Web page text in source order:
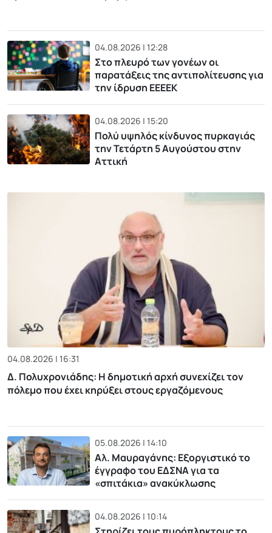
04.08.2026 | 12:28
Στο πλευρό των γονέων οι
παρατάξεις της αντιπολίτευσης για
την ίδρυση ΕΕΕΕΚ
04.08.2026 | 15:20
Πολύ υψηλός κίνδυνος πυρκαγιάς
την Τετάρτη 5 Αυγούστου στην
Αττική
04.08.2026 | 16:31
Δ. Πολυχρονιάδης: Η δημοτική αρχή συνεχίζει τον
πόλεμο που έχει κηρύξει στους εργαζόμενους
05.08.2026 | 14:10
Αλ. Μαυραγάνης: Εξοργιστικό το
έγγραφο του ΕΔΣΝΑ για τα
«σπιτάκια» ανακύκλωσης
04.08.2026 | 10:14